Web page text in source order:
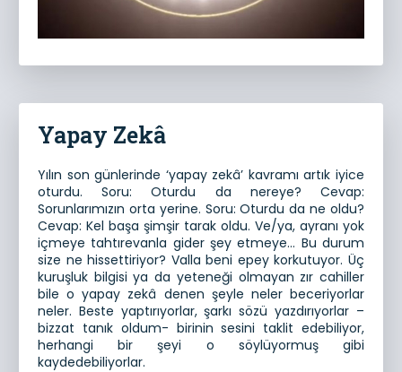
Yapay Zekâ
Yılın son günlerinde ‘yapay zekâ’ kavramı artık iyice
oturdu. Soru: Oturdu da nereye? Cevap:
Sorunlarımızın orta yerine. Soru: Oturdu da ne oldu?
Cevap: Kel başa şimşir tarak oldu. Ve/ya, ayranı yok
içmeye tahtırevanla gider şey etmeye… Bu durum
size ne hissettiriyor? Valla beni epey korkutuyor. Üç
kuruşluk bilgisi ya da yeteneği olmayan zır cahiller
bile o yapay zekâ denen şeyle neler beceriyorlar
neler. Beste yaptırıyorlar, şarkı sözü yazdırıyorlar –
bizzat tanık oldum- birinin sesini taklit edebiliyor,
herhangi bir şeyi o söylüyormuş gibi
kaydedebiliyorlar.